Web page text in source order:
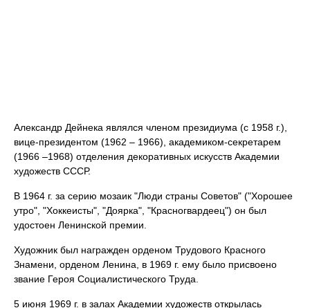
Александр Дейнека являлся членом президиума (с 1958 г.),
вице-президентом (1962 – 1966), академиком-секретарем
(1966 –1968) отделения декоративных искусств Академии
художеств СССР.
В 1964 г. за серию мозаик "Люди страны Советов" ("Хорошее
утро", "Хоккеисты", "Доярка", "Красногвардеец") он был
удостоен Ленинской премии.
Художник был награжден орденом Трудового Красного
Знамени, орденом Ленина, в 1969 г. ему было присвоено
звание Героя Социалистического Труда.
5 июня 1969 г. в залах Академии художеств открылась